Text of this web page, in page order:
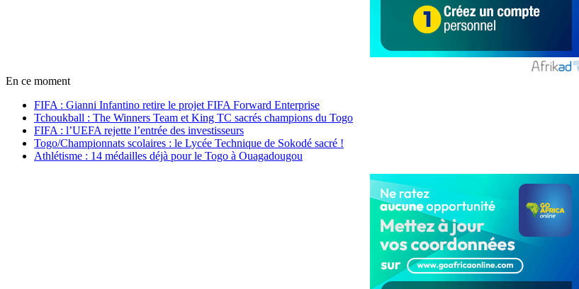
En ce moment
FIFA : Gianni Infantino retire le projet FIFA Forward Enterprise
Tchoukball : The Winners Team et King TC sacrés champions du Togo
FIFA : l’UEFA rejette l’entrée des investisseurs
Togo/Championnats scolaires : le Lycée Technique de Sokodé sacré !
Athlétisme : 14 médailles déjà pour le Togo à Ouagadougou